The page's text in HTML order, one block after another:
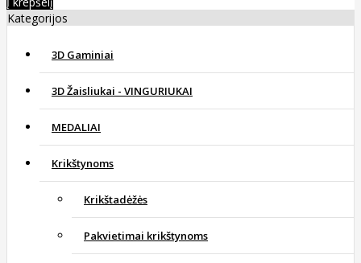
Kategorijos
3D Gaminiai
3D Žaisliukai - VINGURIUKAI
MEDALIAI
Krikštynoms
Krikštadėžės
Pakvietimai krikštynoms